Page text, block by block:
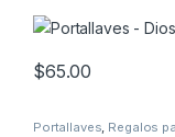
$65.00
Portallaves, Regalos